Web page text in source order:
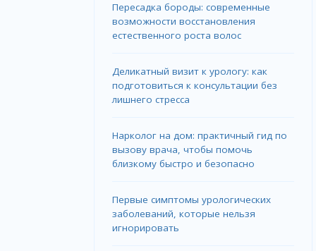
Пересадка бороды: современные
возможности восстановления
естественного роста волос
Деликатный визит к урологу: как
подготовиться к консультации без
лишнего стресса
Нарколог на дом: практичный гид по
вызову врача, чтобы помочь
близкому быстро и безопасно
Первые симптомы урологических
заболеваний, которые нельзя
игнорировать